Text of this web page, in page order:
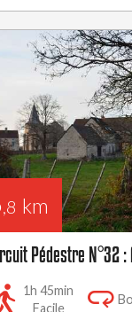
,8 km
Pédestre N°32 :
1h 45min
Facile